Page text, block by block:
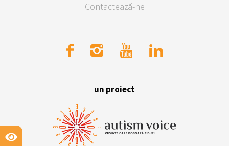
Contactează-ne
un proiect